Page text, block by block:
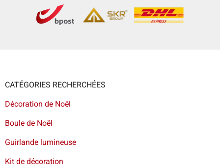
CATÉGORIES RECHERCHÉES
Décoration de Noël
Boule de Noël
Guirlande lumineuse
Kit de décoration